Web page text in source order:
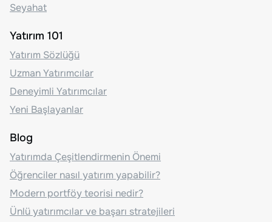
Seyahat
Yatırım 101
Yatırım Sözlüğü
Uzman Yatırımcılar
Deneyimli Yatırımcılar
Yeni Başlayanlar
Blog
Yatırımda Çeşitlendirmenin Önemi
Öğrenciler nasıl yatırım yapabilir?
Modern portföy teorisi nedir?
Ünlü yatırımcılar ve başarı stratejileri